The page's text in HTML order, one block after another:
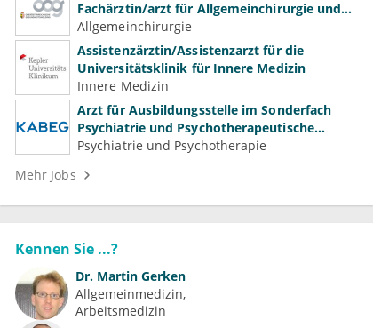
Fachärztin/arzt für Allgemeinchirurgie und
Gefäßchirurgie
Allgemeinchirurgie
Assistenzärztin/Assistenzarzt für die
Universitätsklinik für Innere Medizin
Innere Medizin
Arzt für Ausbildungsstelle im Sonderfach
Psychiatrie und Psychotherapeutische
Medizin (m/w/d)
Psychiatrie und Psychotherapie
Mehr Jobs
Kennen Sie ...?
Dr. Martin Gerken
Allgemeinmedizin
Arbeitsmedizin